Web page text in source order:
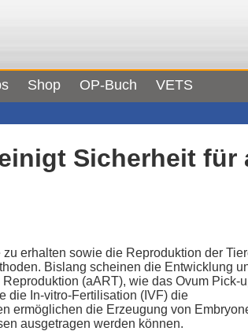
Shop OP-Buch VETS
Sicherheit für
erhalten sowie die Reproduktion der
Bislang scheinen die Entwicklung
(aART), wie das Ovum Pick-
die In-vitro-Fertilisation (IVF) die
ermöglichen die Erzeugung von
ausgetragen werden können.